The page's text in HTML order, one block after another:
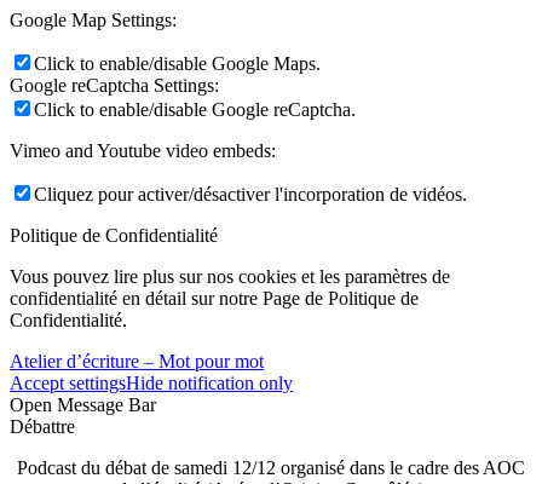
Google Map Settings:
Click to enable/disable Google Maps.
Google reCaptcha Settings:
Click to enable/disable Google reCaptcha.
Vimeo and Youtube video embeds:
Cliquez pour activer/désactiver l'incorporation de vidéos.
Politique de Confidentialité
Vous pouvez lire plus sur nos cookies et les paramètres de
confidentialité en détail sur notre Page de Politique de
Confidentialité.
Atelier d’écriture – Mot pour mot
Accept settingsHide notification only
Open Message Bar
Débattre
Podcast du débat de samedi 12/12 organisé dans le cadre des AOC